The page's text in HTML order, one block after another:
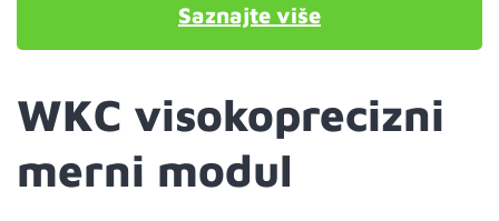
Saznajte više
WKC visokoprecizni
merni modul